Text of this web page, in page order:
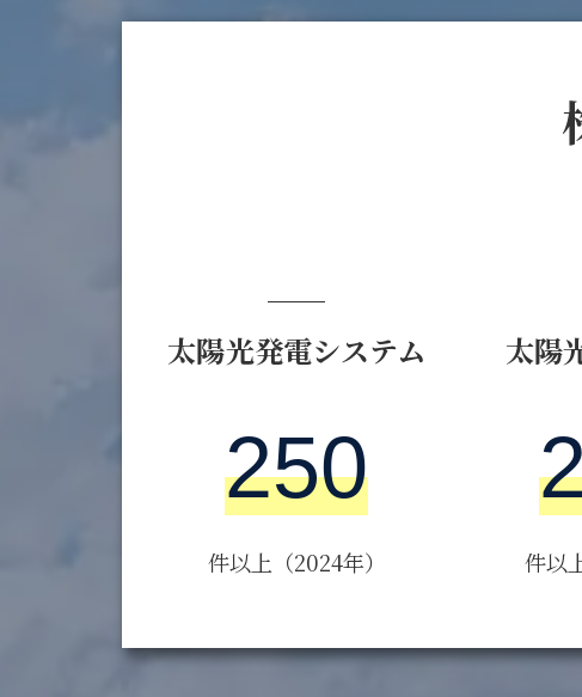
太陽光発電システム
250
件以上（2024年）
太陽
件以